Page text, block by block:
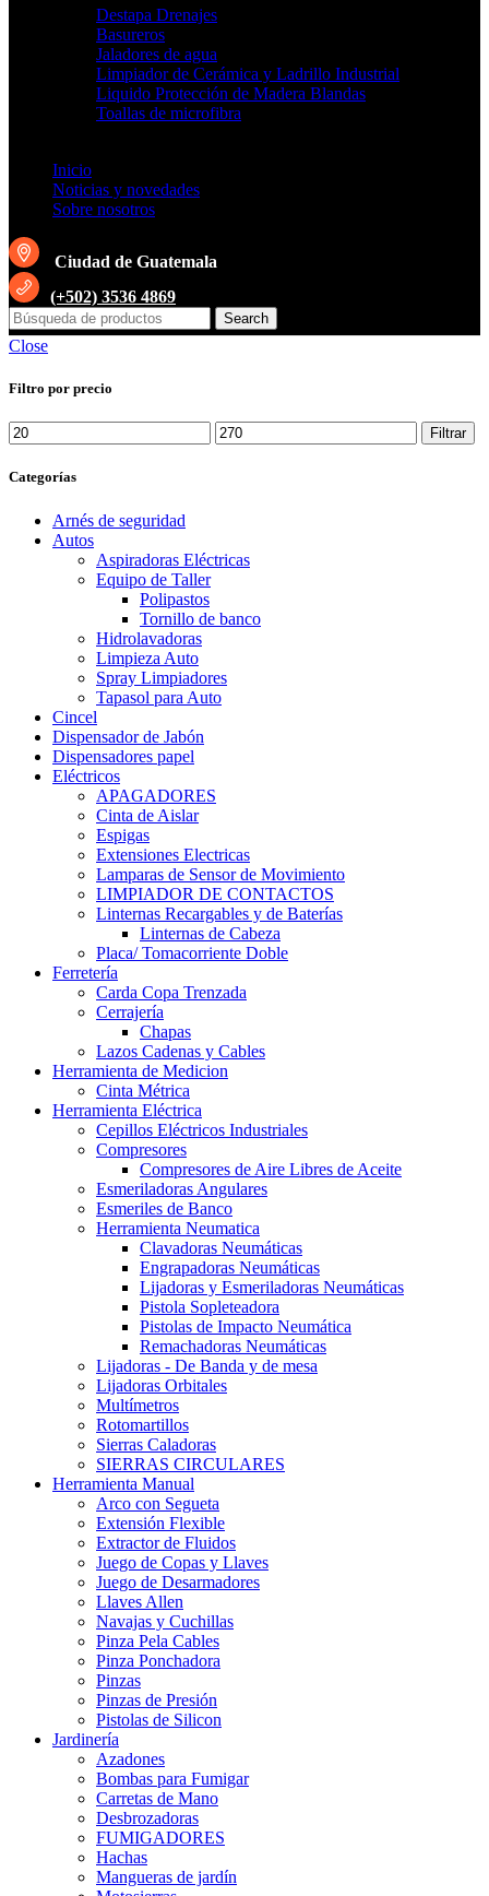
Destapa Drenajes
Basureros
Jaladores de agua
Limpiador de Cerámica y Ladrillo Industrial
Liquido Protección de Madera Blandas
Toallas de microfibra
Inicio
Noticias y novedades
Sobre nosotros
Ciudad de Guatemala
(+502) 3536 4869
Search
Close
Filtro por precio
Precio
mínimo
Precio
máximo
Filtrar
Categorías
Arnés de seguridad
Autos
Aspiradoras Eléctricas
Equipo de Taller
Polipastos
Tornillo de banco
Hidrolavadoras
Limpieza Auto
Spray Limpiadores
Tapasol para Auto
Cincel
Dispensador de Jabón
Dispensadores papel
Eléctricos
APAGADORES
Cinta de Aislar
Espigas
Extensiones Electricas
Lamparas de Sensor de Movimiento
LIMPIADOR DE CONTACTOS
Linternas Recargables y de Baterías
Linternas de Cabeza
Placa/ Tomacorriente Doble
Ferretería
Carda Copa Trenzada
Cerrajería
Chapas
Lazos Cadenas y Cables
Herramienta de Medicion
Cinta Métrica
Herramienta Eléctrica
Cepillos Eléctricos Industriales
Compresores
Compresores de Aire Libres de Aceite
Esmeriladoras Angulares
Esmeriles de Banco
Herramienta Neumatica
Clavadoras Neumáticas
Engrapadoras Neumáticas
Lijadoras y Esmeriladoras Neumáticas
Pistola Sopleteadora
Pistolas de Impacto Neumática
Remachadoras Neumáticas
Lijadoras - De Banda y de mesa
Lijadoras Orbitales
Multímetros
Rotomartillos
Sierras Caladoras
SIERRAS CIRCULARES
Herramienta Manual
Arco con Segueta
Extensión Flexible
Extractor de Fluidos
Juego de Copas y Llaves
Juego de Desarmadores
Llaves Allen
Navajas y Cuchillas
Pinza Pela Cables
Pinza Ponchadora
Pinzas
Pinzas de Presión
Pistolas de Silicon
Jardinería
Azadones
Bombas para Fumigar
Carretas de Mano
Desbrozadoras
FUMIGADORES
Hachas
Mangueras de jardín